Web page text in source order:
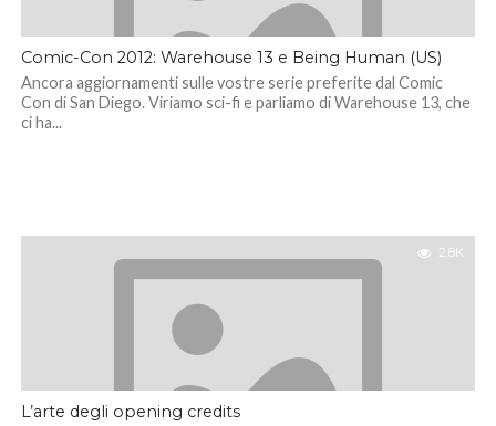
Comic-Con 2012: Warehouse 13 e Being Human (US)
Ancora aggiornamenti sulle vostre serie preferite dal Comic
Con di San Diego. Viriamo sci-fi e parliamo di Warehouse 13, che
ci ha...
2.8K
L’arte degli opening credits